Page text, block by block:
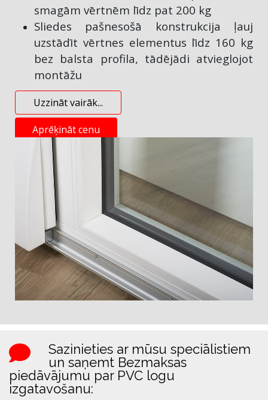
smagām vērtnēm līdz pat 200 kg
Sliedes pašnesošā konstrukcija ļauj
uzstādīt vērtnes elementus līdz 160 kg
bez balsta profila, tādējādi atvieglojot
montāžu
Uzzināt vairāk...
Aprēķināt cenu
Sazinieties ar mūsu speciālistiem
un saņemt Bezmaksas
piedāvājumu par PVC logu
izgatavošanu: